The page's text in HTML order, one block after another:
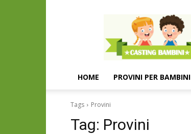
Casting
e
provini
per
bambini
e
HOME PROVINI PER BAMBINI
Tags Provini
Tag: Provini